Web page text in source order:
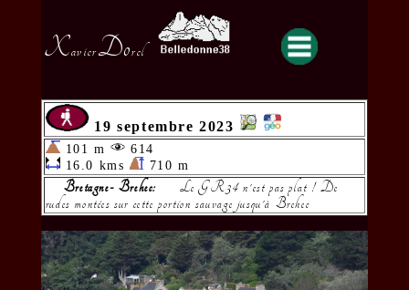
XavierDorel
19 septembre 2023
101 m
614
16.0 kms
710 m
Bretagne- Brehec:
Le GR34 n'est pas plat ! De
rudes montées sur cette portion sauvage jusqu'à Brehec